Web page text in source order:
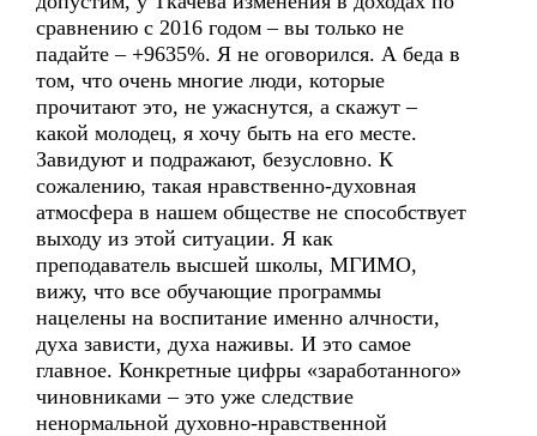
сравнению с 2016 годом – вы только не
падайте – +9635%. Я не оговорился. А беда в
том, что очень многие люди, которые
прочитают это, не ужаснутся, а скажут –
какой молодец, я хочу быть на его месте.
Завидуют и подражают, безусловно. К
сожалению, такая нравственно-духовная
атмосфера в нашем обществе не способствует
выходу из этой ситуации. Я как
преподаватель высшей школы, МГИМО,
вижу, что все обучающие программы
нацелены на воспитание именно алчности,
духа зависти, духа наживы. И это самое
главное. Конкретные цифры «заработанного»
чиновниками – это уже следствие
ненормальной духовно-нравственной